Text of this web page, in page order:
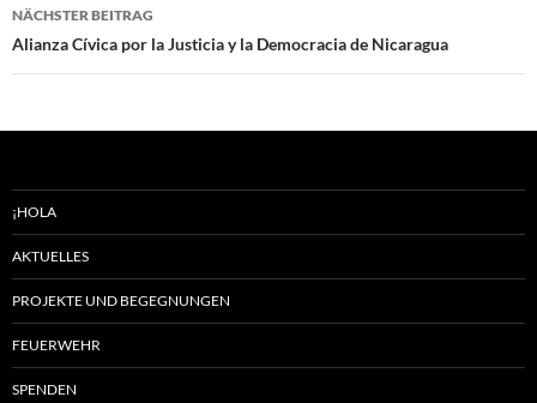
NÄCHSTER BEITRAG
Alianza Cívica por la Justicia y la Democracia de Nicaragua
¡HOLA
AKTUELLES
PROJEKTE UND BEGEGNUNGEN
FEUERWEHR
SPENDEN